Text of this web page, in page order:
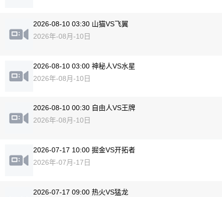
2026-08-10 03:30 山猫VS飞翼
2026年-08月-10日
2026-08-10 03:00 神秘人VS水星
2026年-08月-10日
2026-08-10 00:30 自由人VS王牌
2026年-08月-10日
2026-07-17 10:00 掘金VS开拓者
2026年-07月-17日
2026-07-17 09:00 热火VS猛龙